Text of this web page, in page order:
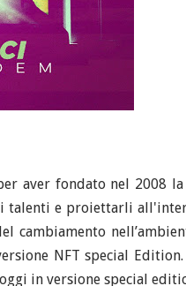
aver fondato nel 2008
talenti e proiettarli
NFT special
in versione special